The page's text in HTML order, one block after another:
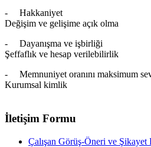
-
Değişim ve gelişime açık olma
-
Dayanışma
Şeffaflık ve hesap verilebilirlik
-
Memnuniyet oranını
Kurumsal kimlik
İletişim Formu
Çalışan Görüş-Öneri ve Şikayet